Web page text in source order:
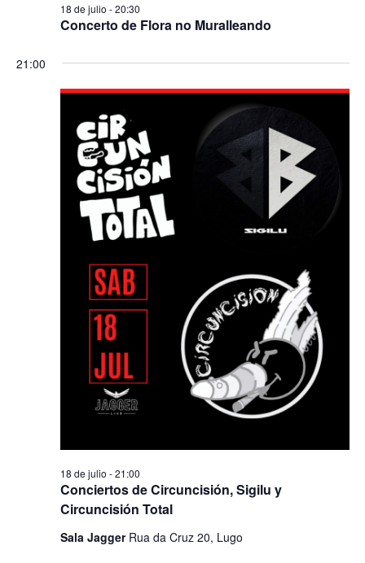
Concerto de Flora no Muralleando
18 de julio - 20:30
21:00
Conciertos de Circuncisión, Sigilu y
Circuncisión Total
18 de julio - 21:00
Sala Jagger Rua da Cruz 20, Lugo